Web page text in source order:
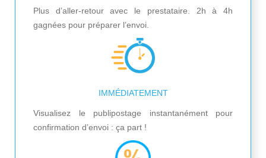
Plus d’aller-retour avec le prestataire. 2h à 4h
gagnées pour préparer l’envoi.
IMMÉDIATEMENT
Visualisez le publipostage instantanément pour
confirmation d’envoi : ça part !